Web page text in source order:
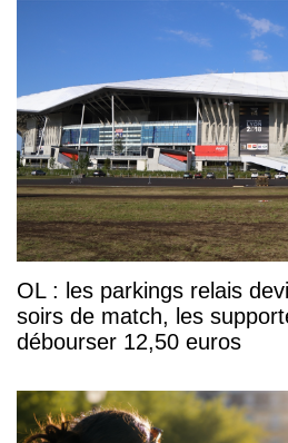
OL : les parkings relais
soirs de match, les
débourser 12,50 euros